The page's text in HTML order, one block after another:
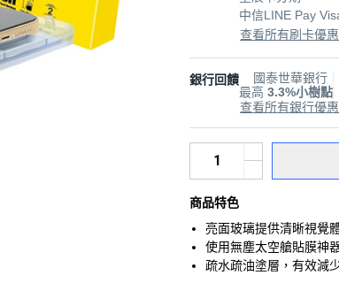
中信LINE Pay
查看所有刷卡優
銀行回饋
國泰世華銀行
最高 3.3%小樹點
查看所有銀行優
商品特色
亮面玻璃提供清晰視覺
使用無塵太空艙貼膜神
疏水疏油塗層，有效減